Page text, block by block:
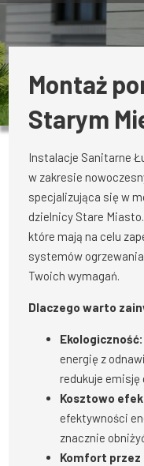
Montaż
Starym
Instalacje Sanitarne
w zakresie
specjalizująca się w
dzielnicy Stare
które mają na celu
systemów
Twoich wymagań.
Dlaczego warto
Ekologiczność:
energię z
redukuje emisję
Kosztowo
efektywności
znacznie
Komfort przez